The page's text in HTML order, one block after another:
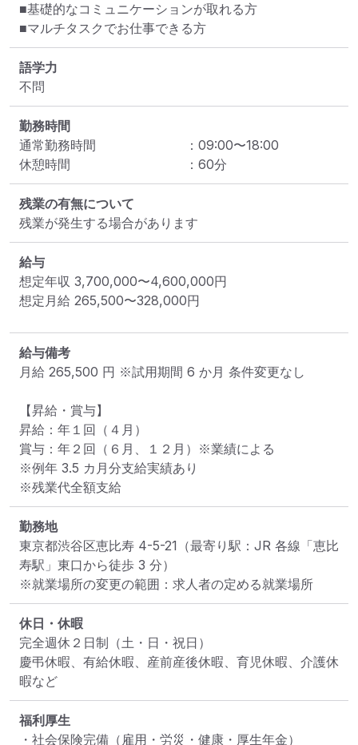
■基礎的なコミュニケーションが取れる方
■マルチタスクでお仕事できる方
語学力
不問
勤務時間
通常勤務時間
： 09:00〜18:00
休憩時間
： 60分
残業の有無について
残業が発生する場合があります
給与
想定年収 3,700,000〜4,600,000円
想定月給 265,500〜328,000円
給与備考
月給 265,500 円 ※試用期間 6 か月 条件変更なし
【昇給・賞与】
昇給：年１回（４月）
賞与：年２回（６月、１２月）※業績による
※例年 3.5 カ月分支給実績あり
※残業代全額支給
勤務地
東京都渋谷区恵比寿 4-5-21 （最寄り駅：JR 各線「恵比
寿駅」東口から徒歩 3 分）
※就業場所の変更の範囲：求人者の定める就業場所
休日・休暇
完全週休２日制（土・日・祝日）
慶弔休暇、有給休暇、産前産後休暇、育児休暇、介護休
暇など
福利厚生
・社会保険完備（雇用・労災・健康・厚生年金）